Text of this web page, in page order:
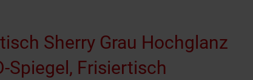
Sherry Grau Hochglanz
Spiegel, Frisiertisch